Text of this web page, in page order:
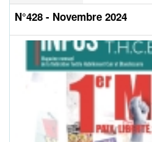
N°428 - Novembre 2024